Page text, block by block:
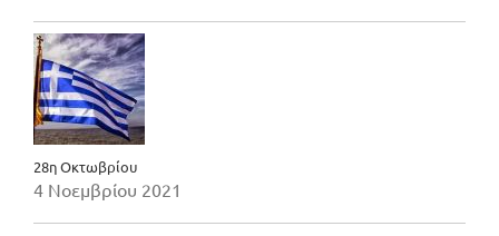
28η Οκτωβρίου
4 Νοεμβρίου 2021